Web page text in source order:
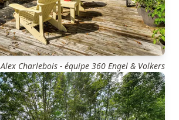
Alex Charlebois - équipe 360 Engel & Volkers